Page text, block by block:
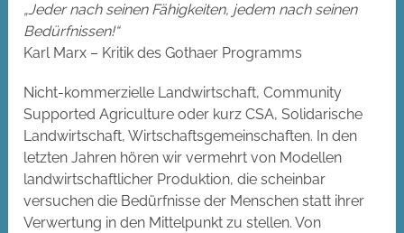
„Jeder nach seinen Fähigkeiten, jedem nach seinen
Bedürfnissen!“
Karl Marx – Kritik des Gothaer Programms
Nicht-kommerzielle Landwirtschaft, Community
Supported Agriculture oder kurz CSA, Solidarische
Landwirtschaft, Wirtschaftsgemeinschaften. In den
letzten Jahren hören wir vermehrt von Modellen
landwirtschaftlicher Produktion, die scheinbar
versuchen die Bedürfnisse der Menschen statt ihrer
Verwertung in den Mittelpunkt zu stellen. Von